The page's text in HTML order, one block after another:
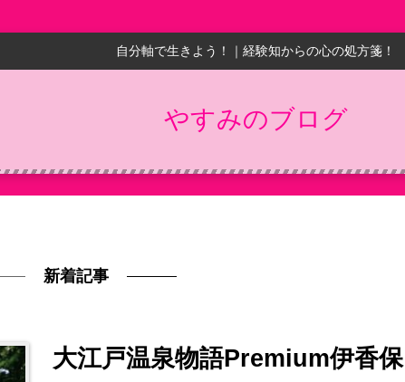
自分軸で生きよう！｜経験知からの心の処方箋！
やすみのブログ
新着記事
大江戸温泉物語Premium伊香保